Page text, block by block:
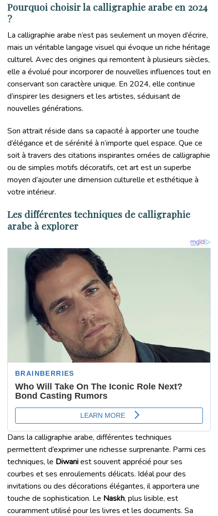
Pourquoi choisir la calligraphie arabe en 2024
?
La calligraphie arabe n’est pas seulement un moyen d’écrire,
mais un véritable langage visuel qui évoque un riche héritage
culturel. Avec des origines qui remontent à plusieurs siècles,
elle a évolué pour incorporer de nouvelles influences tout en
conservant son caractère unique. En 2024, elle continue
d’inspirer les designers et les artistes, séduisant de
nouvelles générations.
Son attrait réside dans sa capacité à apporter une touche
d’élégance et de sérénité à n’importe quel espace. Que ce
soit à travers des citations inspirantes ornées de calligraphie
ou de simples motifs décoratifs, cet art est un superbe
moyen d’ajouter une dimension culturelle et esthétique à
votre intérieur.
Les différentes techniques de calligraphie
arabe à explorer
Dans la calligraphie arabe, différentes techniques
permettent d’exprimer une richesse surprenante. Parmi ces
techniques, le Diwaniest souvent apprécié pour ses
courbes et ses enroulements délicats. Idéal pour des
invitations ou des décorations élégantes, il apportera une
touche de sophistication. Le Naskh, plus lisible, est
couramment utilisé pour les livres et les documents. Sa